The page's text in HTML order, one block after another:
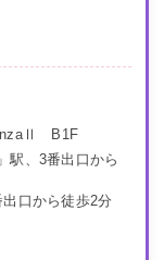
B1F
駅、3番出口から
口から徒歩2分